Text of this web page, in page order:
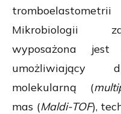
Mikrobiologii
wyposażona
umożliwiający
molekularną (
mas (Maldi-TOF),